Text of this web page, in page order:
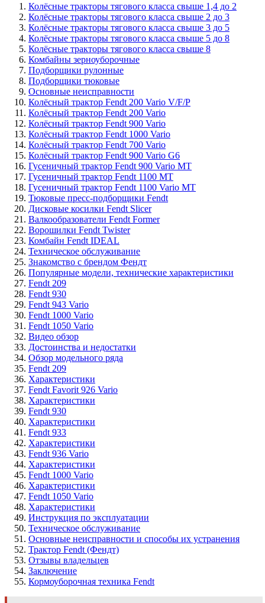
Колёсные тракторы тягового класса свыше 1,4 до 2
Колёсные тракторы тягового класса свыше 2 до 3
Колёсные тракторы тягового класса свыше 3 до 5
Колёсные тракторы тягового класса свыше 5 до 8
Колёсные тракторы тягового класса свыше 8
Комбайны зерноуборочные
Подборщики рулонные
Подборщики тюковые
Основные неисправности
Колёсный трактор Fendt 200 Vario V/F/P
Колёсный трактор Fendt 200 Vario
Колёсный трактор Fendt 900 Vario
Колёсный трактор Fendt 1000 Vario
Колёсный трактор Fendt 700 Vario
Колёсный трактор Fendt 900 Vario G6
Гусеничный трактор Fendt 900 Vario MT
Гусеничный трактор Fendt 1100 MT
Гусеничный трактор Fendt 1100 Vario MT
Тюковые пресс-подборщики Fendt
Дисковые косилки Fendt Sliсer
Валкообразователи Fendt Former
Ворошилки Fendt Twister
Комбайн Fendt IDEAL
Техническое обслуживание
Знакомство с брендом Фендт
Популярные модели, технические характеристики
Fendt 209
Fendt 930
Fendt 943 Vario
Fendt 1000 Vario
Fendt 1050 Vario
Видео обзор
Достоинства и недостатки
Обзор модельного ряда
Fendt 209
Характеристики
Fendt Favorit 926 Vario
Характеристики
Fendt 930
Характеристики
Fendt 933
Характеристики
Fendt 936 Vario
Характеристики
Fendt 1000 Vario
Характеристики
Fendt 1050 Vario
Характеристики
Инструкция по эксплуатации
Техническое обслуживание
Основные неисправности и способы их устранения
Трактор Fendt (Фендт)
Отзывы владельцев
Заключение
Кормоуборочная техника Fendt